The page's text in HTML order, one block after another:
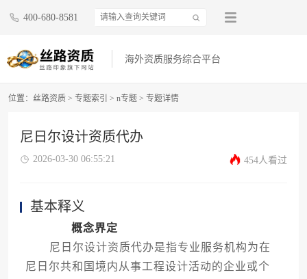
400-680-8581
海外资质服务综合平台
位置： 丝路资质 > 专题索引 > n专题 > 专题详情
尼日尔设计资质代办
2026-03-30 06:55:21 454人看过
基本释义
概念界定
尼日尔设计资质代办是指专业服务机构为在
尼日尔共和国境内从事工程设计活动的企业或个